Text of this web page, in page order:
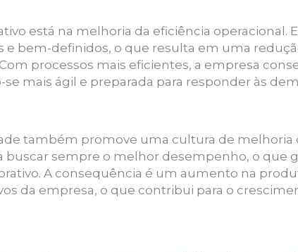
está na melhoria da eficiência operacional.
e bem-definidos, o que resulta em uma
processos mais eficientes, a empresa
mais ágil e preparada para responder às
também promove uma cultura de
buscar sempre o melhor desempenho, o que
A consequência é um aumento na
da empresa, o que contribui para o